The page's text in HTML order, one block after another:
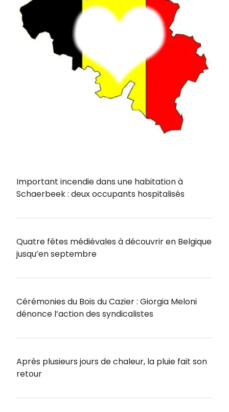
Important incendie dans une habitation à
Schaerbeek : deux occupants hospitalisés
Quatre fêtes médiévales à découvrir en Belgique
jusqu’en septembre
Cérémonies du Bois du Cazier : Giorgia Meloni
dénonce l’action des syndicalistes
Après plusieurs jours de chaleur, la pluie fait son
retour